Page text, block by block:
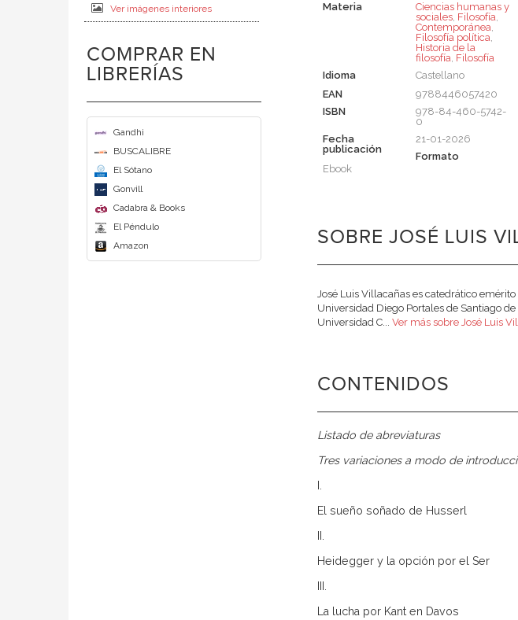
Ver imágenes interiores
COMPRAR EN
LIBRERÍAS
Gandhi
BUSCALIBRE
El Sótano
Gonvill
Cadabra & Books
El Péndulo
Amazon
Materia
Ciencias humanas y
sociales, Filosofía,
Contemporánea,
Filosofía política,
Historia de la
filosofía, Filosofía
Idioma
Castellano
EAN
9788446057420
ISBN
978-84-460-5742-
0
Fecha
publicación
21-01-2026
Formato
Ebook
SOBRE JOSÉ LUIS
José Luis Villacañas es catedrático
Universidad Diego Portales de Santiago
Universidad C... Ver más sobre José Luis
CONTENIDOS
Listado de abreviaturas
Tres variaciones a modo de
I.
El sueño soñado de Husserl
II.
Heidegger y la opción por el Ser
III.
La lucha por Kant en Davos